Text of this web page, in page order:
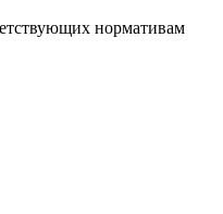
нормативам